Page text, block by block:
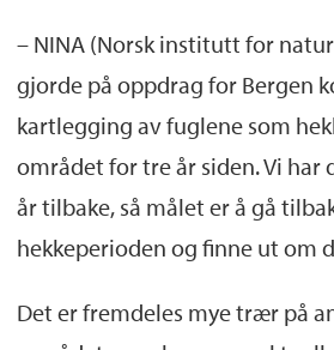
– NINA (Norsk institutt for
gjorde på oppdrag for Bergen
kartlegging av fuglene som
området for tre år siden. Vi har
år tilbake, så målet er å gå
hekkeperioden og finne ut om
Det er fremdeles mye trær på